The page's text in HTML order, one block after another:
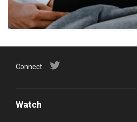
Connect
Watch